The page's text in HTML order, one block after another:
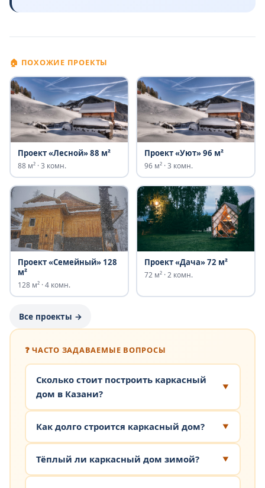
🏠 ПОХОЖИЕ ПРОЕКТЫ
Проект «Лесной» 88 м²
88 м² · 3 комн.
Проект «Уют» 96 м²
96 м² · 3 комн.
Проект «Семейный» 128
м²
128 м² · 4 комн.
Проект «Дача» 72 м²
72 м² · 2 комн.
Все проекты →
❓ ЧАСТО ЗАДАВАЕМЫЕ ВОПРОСЫ
Сколько стоит построить каркасный
дом в Казани?
Как долго строится каркасный дом?
Тёплый ли каркасный дом зимой?